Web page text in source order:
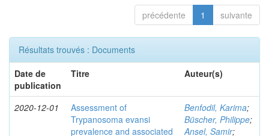
précédente 1 suivante
Résultats trouvés : Documents
Date de
publication
Titre Auteur(s)
2020-12-01
Assessment of
Trypanosoma evansi
prevalence and associated
Benfodil, Karima;
Büscher, Philippe;
Ansel, Samir;